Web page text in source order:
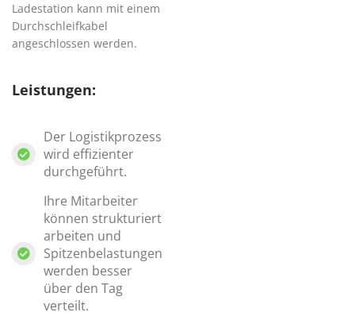
Ladestation kann mit einem
Durchschleifkabel
angeschlossen werden.
Leistungen:
Der Logistikprozess
wird effizienter
durchgeführt.
Ihre Mitarbeiter
können strukturiert
arbeiten und
Spitzenbelastungen
werden besser
über den Tag
verteilt.